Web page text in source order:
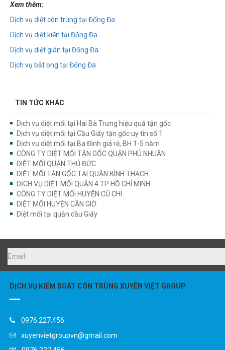
Dịch vụ diệt côn trùng tại Đống Đa
Dịch vụ diệt kiến tại Đống Đa
Dịch vụ diệt gián tại Đống Đa
Dịch vụ bắt ong tại Đống Đa
TIN TỨC KHÁC
Dịch vụ diệt mối tại Hai Bà Trưng hiệu quả tận gốc
Dịch vụ diệt mối tại Cầu Giấy tận gốc uy tín số 1
Dịch vụ diệt mối tại Ba Đình giá rẻ, BH 1-5 năm
CÔNG TY DIỆT MỐI TẬN GỐC QUẬN PHÚ NHUẬN
DIỆT MỐI QUẬN THỦ ĐỨC
DIỆT MỐI TẬN GỐC TẠI QUẬN BÌNH THẠCH
DỊCH VỤ DIỆT MỐI QUẬN 4 TP HỒ CHÍ MINH
CÔNG TY DIỆT MỐI HUYỆN CỦ CHI
DIỆT MỐI HUYỆN CẦN GIỜ
Diệt mối tại quận cầu Giấy
DỊCH VỤ KIỂM SOÁT CÔN TRÙNG XUYÊN VIỆT GROUP